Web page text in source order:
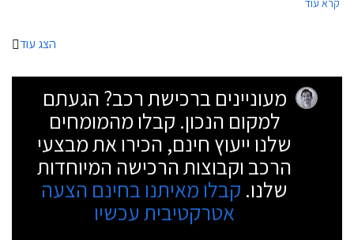
קטן יותר מדגמים דוגמת קיה ספורטאז'. עיצוב הפנים פשוט אך איכותי ושומר על
בגרסת אאוטדור המצויידת בפגושים וחלקי מרכב שחורים שמעניקים לרכב חזות
קרא עוד
הצג עוד
מעוניינים ברכישת רכב? הגעתם
למקום הנכון. קבלו מהמומחים
שלנו ייעוץ חינם, הכירו את מבצעי
הרכב וקבוצות הרכישה המיוחדות
שלנו. קבלו מאיתנו בחינם הצעה
אטרקטיבית עכשיו